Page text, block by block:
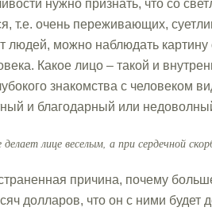
нужно признать, что со
т.е. очень переживающих,
людей, можно наблюдать
Какое лицо – такой и
знакомства с человеком
и благодарный или
делает лице веселым, а при сердечной
причина, почему
долларов, что он с ними